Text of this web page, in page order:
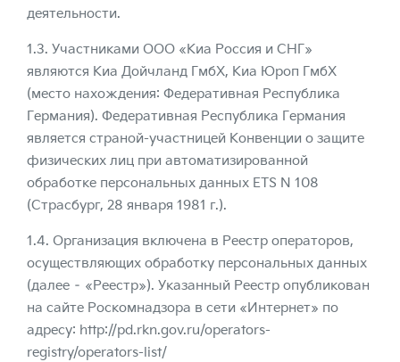
деятельности.
1.3. Участниками ООО «Киа Россия и СНГ»
являются Киа Дойчланд ГмбХ, Киа Юроп ГмбХ
(место нахождения: Федеративная Республика
Германия). Федеративная Республика Германия
является страной-участницей Конвенции о защите
физических лиц при автоматизированной
обработке персональных данных ETS N 108
(Страсбург, 28 января 1981 г.).
1.4. Организация включена в Реестр операторов,
осуществляющих обработку персональных данных
(далее – «Реестр»). Указанный Реестр опубликован
на сайте Роскомнадзора в сети «Интернет» по
адресу: http://pd.rkn.gov.ru/operators-
registry/operators-list/